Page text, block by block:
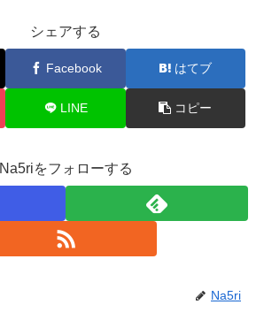
シェアする
Facebook はてブ
LINE コピー
Na5riをフォローする
Na5ri